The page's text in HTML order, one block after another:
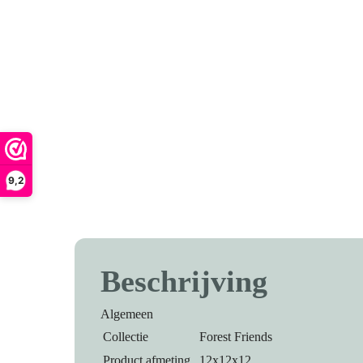
9,2
Beschrijving
Algemeen
Collectie
Forest Friends
Product afmeting
12x12x12